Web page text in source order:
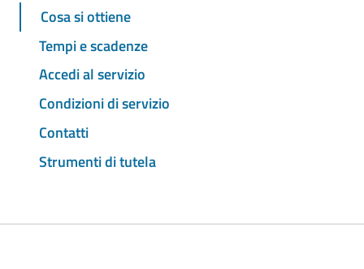
Cosa si ottiene
Tempi e scadenze
Accedi al servizio
Condizioni di servizio
Contatti
Strumenti di tutela